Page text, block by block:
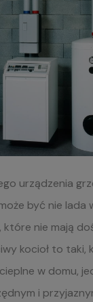
urządzenia
być nie lada
które nie mają
kocioł to
w domu,
i